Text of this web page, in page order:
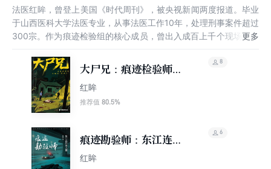
法医红眸，曾登上美国《时代周刊》，被央视新闻两度报道。毕业
于山西医科大学法医专业，从事法医工作10年，处理刑事案件超过
300宗。作为痕迹检验组的核心成员，曾出入成百上千个现场，解
检验师》等根据作者亲历案件写成的小说。
大尸兄：痕迹检验师和
他的“朋友们”
红眸
推荐值 80.5%
8
痕迹勘验师：东江连环
杀人案（轻悬疑）
红眸
6